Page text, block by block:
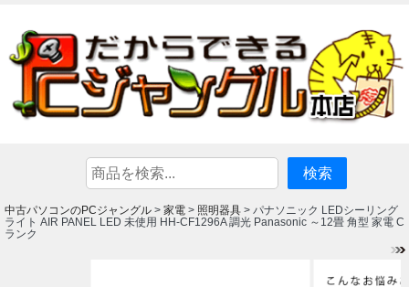
中古パソコンのPCジャングル > 家電 > 照明器具 > パナソニック LEDシーリング
ライト AIR PANEL LED 未使用 HH-CF1296A 調光 Panasonic ～12畳 角型 家電 C
ランク